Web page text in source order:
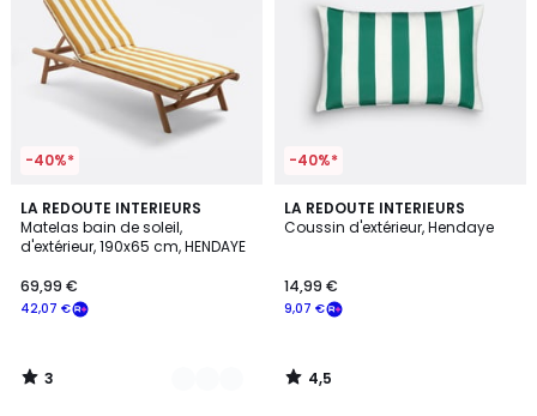
-40%*
LA REDOUTE INTERIEURS
Matelas bain de soleil,
d'extérieur, 190x65 cm, HENDAYE
42,07 €
69,99 €
3
/
5
2
Couleurs
3
/
-40%*
LA REDOUTE INTERIEURS
Coussin d'extérieur, Hendaye
9,07 €
14,99 €
4,5
/ 5
4,5
/